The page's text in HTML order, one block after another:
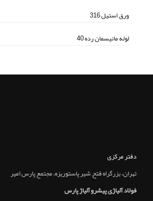
ورق استیل 316
لوله مانیسمان رده 40
دفتر مرکزی
تهران، بزرگراه فتح, شير پاستوريزه، مجتمع پارس امير
فولاد آلیاژی پیشرو آلیاژ پارس